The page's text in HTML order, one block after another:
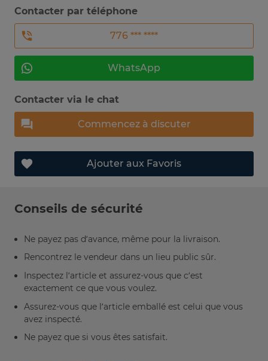
Contacter par téléphone
776 *** ****
WhatsApp
Contacter via le chat
Commencez à discuter
Ajouter aux Favoris
Conseils de sécurité
Ne payez pas d’avance, même pour la livraison.
Rencontrez le vendeur dans un lieu public sûr.
Inspectez l’article et assurez-vous que c’est
exactement ce que vous voulez.
Assurez-vous que l’article emballé est celui que vous
avez inspecté.
Ne payez que si vous êtes satisfait.